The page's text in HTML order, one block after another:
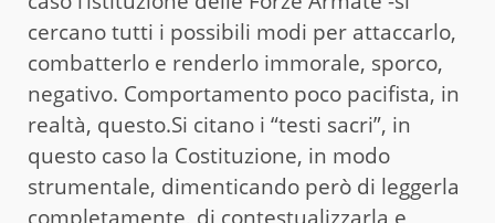
cercano tutti i possibili modi per attaccarlo,
combatterlo e renderlo immorale, sporco,
negativo. Comportamento poco pacifista, in
realtà, questo.Si citano i “testi sacri”, in
questo caso la Costituzione, in modo
strumentale, dimenticando però di leggerla